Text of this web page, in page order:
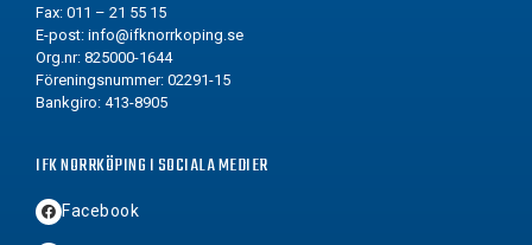
Fax: 011 – 21 55 15
E-post: info@ifknorrkoping.se
Org.nr: 825000-1644
Föreningsnummer: 02291-15
Bankgiro: 413-8905
IFK NORRKÖPING I SOCIALA MEDIER
Facebook